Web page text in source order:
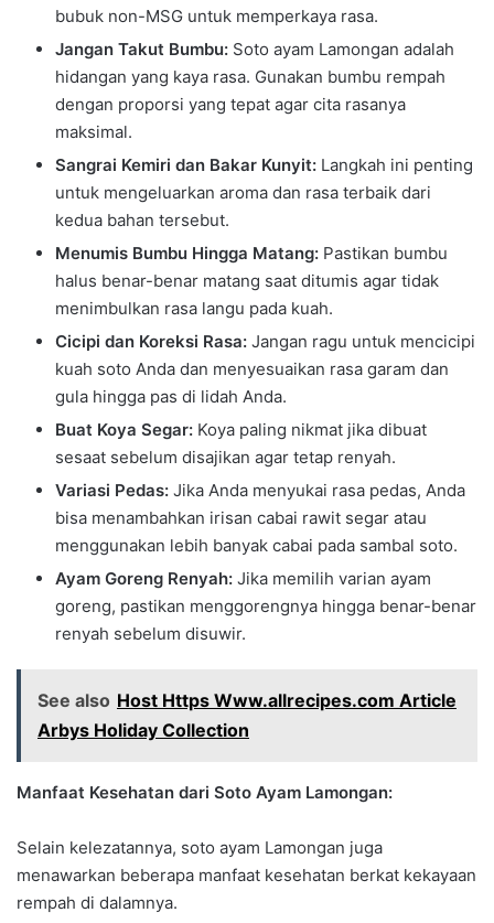
bubuk non-MSG untuk memperkaya rasa.
Jangan Takut Bumbu: Soto ayam Lamongan adalah
hidangan yang kaya rasa. Gunakan bumbu rempah
dengan proporsi yang tepat agar cita rasanya
maksimal.
Sangrai Kemiri dan Bakar Kunyit: Langkah ini penting
untuk mengeluarkan aroma dan rasa terbaik dari
kedua bahan tersebut.
Menumis Bumbu Hingga Matang: Pastikan bumbu
halus benar-benar matang saat ditumis agar tidak
menimbulkan rasa langu pada kuah.
Cicipi dan Koreksi Rasa: Jangan ragu untuk mencicipi
kuah soto Anda dan menyesuaikan rasa garam dan
gula hingga pas di lidah Anda.
Buat Koya Segar: Koya paling nikmat jika dibuat
sesaat sebelum disajikan agar tetap renyah.
Variasi Pedas: Jika Anda menyukai rasa pedas, Anda
bisa menambahkan irisan cabai rawit segar atau
menggunakan lebih banyak cabai pada sambal soto.
Ayam Goreng Renyah: Jika memilih varian ayam
goreng, pastikan menggorengnya hingga benar-benar
renyah sebelum disuwir.
See also Host Https Www.allrecipes.com Article
Arbys Holiday Collection
Manfaat Kesehatan dari Soto Ayam Lamongan:
Selain kelezatannya, soto ayam Lamongan juga
menawarkan beberapa manfaat kesehatan berkat kekayaan
rempah di dalamnya.